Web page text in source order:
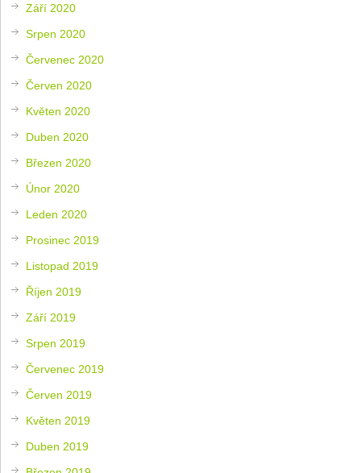
Září 2020
Srpen 2020
Červenec 2020
Červen 2020
Květen 2020
Duben 2020
Březen 2020
Únor 2020
Leden 2020
Prosinec 2019
Listopad 2019
Říjen 2019
Září 2019
Srpen 2019
Červenec 2019
Červen 2019
Květen 2019
Duben 2019